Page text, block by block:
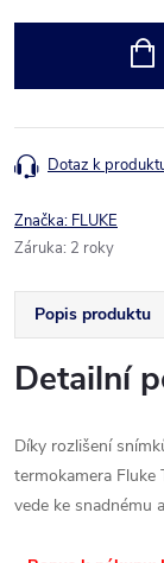
Dotaz k
Značka: FLUKE
Záruka: 2 roky
Popis produktu
Detailní
Díky rozlišení
termokamera Fluke
vede ke snadnému